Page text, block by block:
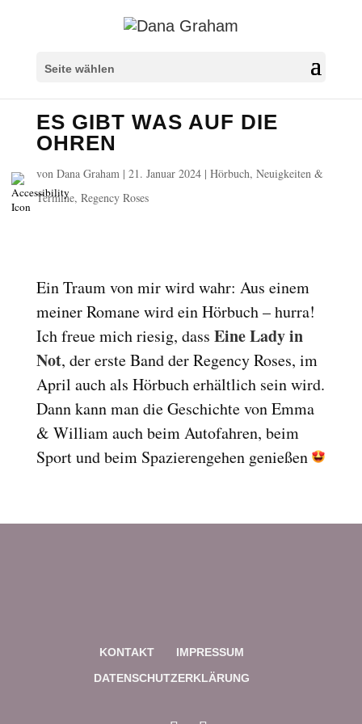
Seite wählen
ES GIBT WAS AUF DIE
OHREN
von Dana Graham| 21. Januar 2024| Hörbuch, Neuigkeiten &
Termine, Regency Roses
Ein Traum von mir wird wahr: Aus einem
meiner Romane wird ein Hörbuch – hurra!
Ich freue mich riesig, dass Eine Lady in
Not, der erste Band der Regency Roses, im
April auch als Hörbuch erhältlich sein wird.
Dann kann man die Geschichte von Emma
& William auch beim Autofahren, beim
Sport und beim Spazierengehen genießen
KONTAKT
IMPRESSUM
DATENSCHUTZERKLÄRUNG
Überschriften markieren
settings
zoom_out Herauszoomen
zoom_in Vergrößern
remove_circle_outline Schrift verkleinern
add_circle_outline Schrift vergrößern
brightness_low Dunkler Kontrast
format_underlined Links unterstreichen
font_download Links markieren
Reset
options
cached